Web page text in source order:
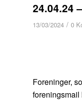
24.04.24
13/03/2024 / 0
Foreninger,
foreningsmail